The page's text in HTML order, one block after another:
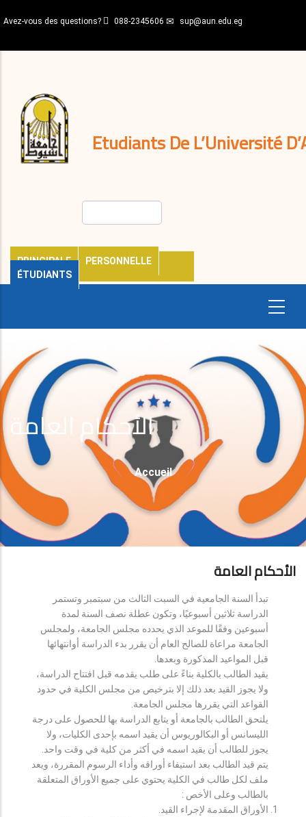
au
principal
Avez-vous des questions? 088-2345606 sup@aun.edu.eg
Etudiants De L’Université
PRINCIPALE
PERSONNELLE
ÉTUDIANTS
décisions
Expatriés
Journal
الأحكام العامة
Fil
D'Ariane
Accueil
الأحكام العامة
تبدأ السنة الجامعية في السبت الثالث من سبتمبر وتستمر
الدراسة ثلاثين أسبوعيًا، وتكون عطلة نصف السنة لمدة
أسبوعين وفقًا للموعد الذي يحدده مجلس الجامعة، ولمجلس
الجامعة مراعاة للصالح العام أن يقرر بدء الدراسة أوانتهائها
قبل المواعيد المذكورة وبعدها.
يقيد الطالب بالكلية بناءً على طلب يقدمه قبل افتتاح الدراسة،
ولا يجوز القيد بعد ذلك إلا بترخيص من مجلس الكلية في حدود
القواعد التي يقررها مجلس الجامعة.
يلتحق الطالب بالجامعة أو يتابع الدراسة بها للحصول على درجة
الليسانس أو البكالوريوس أن يقيد اسمه بإحدى الكليات، ولا
يجوز للطالب أن يقيد اسمه في أكثر من كلية في وقت واحد.
يتم قيد الطالب بعد استيفاء أوراقه وأداء الرسوم المقررة، ويعد
ملف لكل طالب في الكلية يحتوي على جميع الأوراق المتعلقة
بالطالب وعلى الأخص :
الأوراق المقدمة لإجراء القيد.